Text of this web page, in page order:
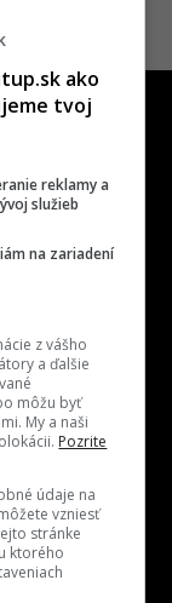
ako
tvoj
reklamy a
služieb
na zariadení
z vášho
a ďalšie
môžu byť
My a naši
Pozrite
údaje na
vzniesť
stránke
ktorého